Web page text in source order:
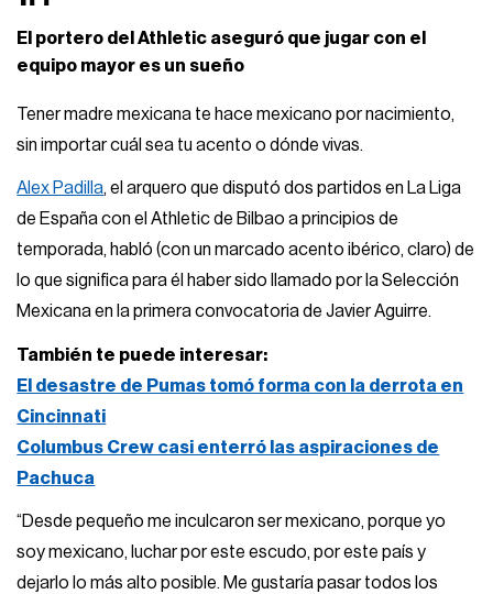
El portero del Athletic aseguró que jugar con el
equipo mayor es un sueño
Tener madre mexicana te hace mexicano por nacimiento,
sin importar cuál sea tu acento o dónde vivas.
Alex Padilla, el arquero que disputó dos partidos en La Liga
de España con el Athletic de Bilbao a principios de
temporada, habló (con un marcado acento ibérico, claro) de
lo que significa para él haber sido llamado por la Selección
Mexicana en la primera convocatoria de Javier Aguirre.
También te puede interesar:
El desastre de Pumas tomó forma con la derrota en
Cincinnati
Columbus Crew casi enterró las aspiraciones de
Pachuca
“Desde pequeño me inculcaron ser mexicano, porque yo
soy mexicano, luchar por este escudo, por este país y
dejarlo lo más alto posible. Me gustaría pasar todos los